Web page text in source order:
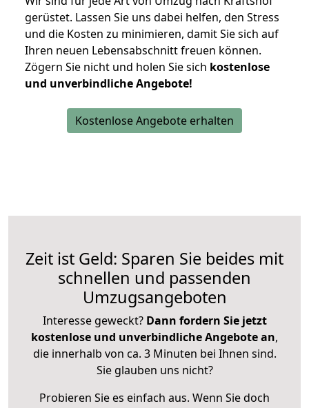
gerüstet. Lassen Sie uns dabei helfen, den Stress
und die Kosten zu minimieren, damit Sie sich auf
Ihren neuen Lebensabschnitt freuen können.
Zögern Sie nicht und holen Sie sich kostenlose
und unverbindliche Angebote!
Kostenlose Angebote erhalten
Zeit ist Geld: Sparen Sie beides mit
schnellen und passenden
Umzugsangeboten
Interesse geweckt? Dann fordern Sie jetzt
kostenlose und unverbindliche Angebote an,
die innerhalb von ca. 3 Minuten bei Ihnen sind.
Sie glauben uns nicht?
Probieren Sie es einfach aus. Wenn Sie doch